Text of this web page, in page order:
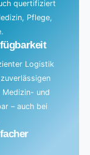
quertifiziert
Pflege,
Logistik
Medizin- und
– auch bei